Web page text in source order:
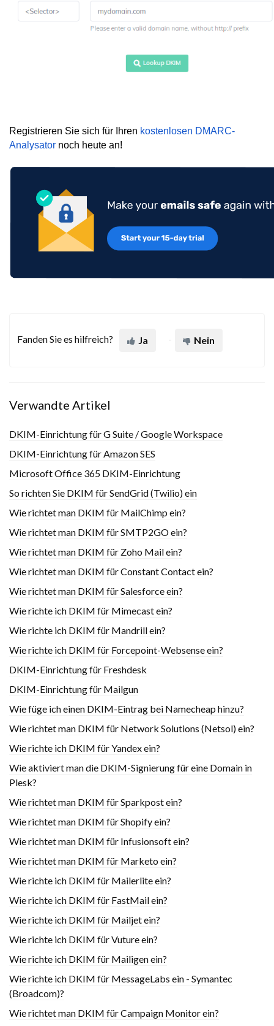
Registrieren Sie sich für Ihren kostenlosen DMARC-
Analysator noch heute an!
Fanden Sie es hilfreich? Ja Nein
Verwandte Artikel
DKIM-Einrichtung für G Suite / Google Workspace
DKIM-Einrichtung für Amazon SES
Microsoft Office 365 DKIM-Einrichtung
So richten Sie DKIM für SendGrid (Twilio) ein
Wie richtet man DKIM für MailChimp ein?
Wie richtet man DKIM für SMTP2GO ein?
Wie richtet man DKIM für Zoho Mail ein?
Wie richtet man DKIM für Constant Contact ein?
Wie richtet man DKIM für Salesforce ein?
Wie richte ich DKIM für Mimecast ein?
Wie richte ich DKIM für Mandrill ein?
Wie richte ich DKIM für Forcepoint-Websense ein?
DKIM-Einrichtung für Freshdesk
DKIM-Einrichtung für Mailgun
Wie füge ich einen DKIM-Eintrag bei Namecheap hinzu?
Wie richtet man DKIM für Network Solutions (Netsol) ein?
Wie richte ich DKIM für Yandex ein?
Wie aktiviert man die DKIM-Signierung für eine Domain in
Plesk?
Wie richtet man DKIM für Sparkpost ein?
Wie richtet man DKIM für Shopify ein?
Wie richtet man DKIM für Infusionsoft ein?
Wie richtet man DKIM für Marketo ein?
Wie richte ich DKIM für Mailerlite ein?
Wie richte ich DKIM für FastMail ein?
Wie richte ich DKIM für Mailjet ein?
Wie richte ich DKIM für Vuture ein?
Wie richte ich DKIM für Mailigen ein?
Wie richte ich DKIM für MessageLabs ein - Symantec
(Broadcom)?
Wie richtet man DKIM für Campaign Monitor ein?